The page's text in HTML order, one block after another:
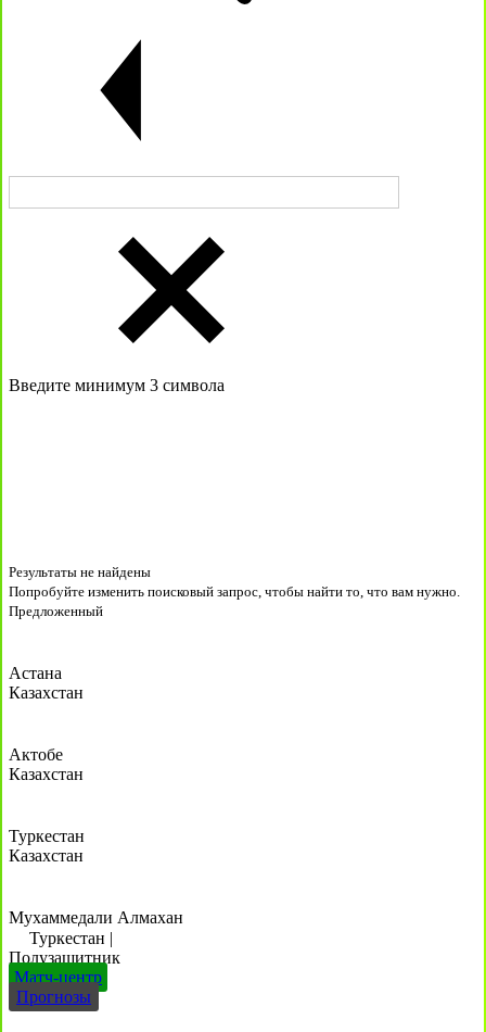
Введите минимум 3 символа
Результаты не найдены
Попробуйте изменить поисковый запрос, чтобы найти то, что вам нужно.
Предложенный
Астана
Казахстан
Актобе
Казахстан
Туркестан
Казахстан
Мухаммедали Алмахан
Туркестан |
Полузащитник
Матч-центр
Прогнозы